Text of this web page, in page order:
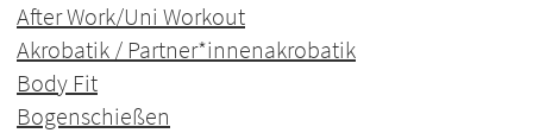
After Work/Uni Workout
Akrobatik / Partner*innenakrobatik
Body Fit
Bogenschießen